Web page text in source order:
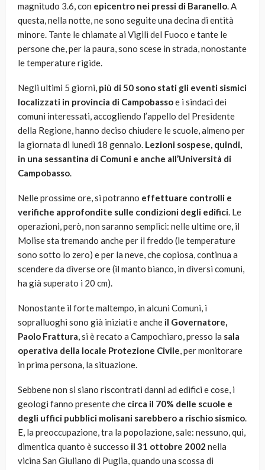
magnitudo 3.6, con epicentro nei pressi di Baranello. A
questa, nella notte, ne sono seguite una decina di entità
minore. Tante le chiamate ai Vigili del Fuoco e tante le
persone che, per la paura, sono scese in strada, nonostante
le temperature rigide.
Negli ultimi 5 giorni, più di 50 sono stati gli eventi sismici
localizzati in provincia di Campobassoe i sindaci dei
comuni interessati, accogliendo l’appello del Presidente
della Regione, hanno deciso chiudere le scuole, almeno per
la giornata di lunedì 18 gennaio. Lezioni sospese, quindi,
in una sessantina di Comuni e anche all’Università di
Campobasso.
Nelle prossime ore, si potranno effettuare controlli e
verifiche approfondite sulle condizioni degli edifici. Le
operazioni, però, non saranno semplici: nelle ultime ore, il
Molise sta tremando anche per il freddo (le temperature
sono sotto lo zero) e per la neve, che copiosa, continua a
scendere da diverse ore (il manto bianco, in diversi comuni,
ha già superato i 20 cm).
Nonostante il forte maltempo, in alcuni Comuni, i
sopralluoghi sono già iniziati e anche il Governatore,
Paolo Frattura, si è recato a Campochiaro, presso la sala
operativa della locale Protezione Civile, per monitorare
in prima persona, la situazione.
Sebbene non si siano riscontrati danni ad edifici e cose, i
geologi fanno presente che circa il 70% delle scuole e
degli uffici pubblici molisani sarebbero a rischio sismico.
E, la preoccupazione, tra la popolazione, sale: nessuno, qui,
dimentica quanto è successo il 31 ottobre 2002 nella
vicina San Giuliano di Puglia, quando una scossa di